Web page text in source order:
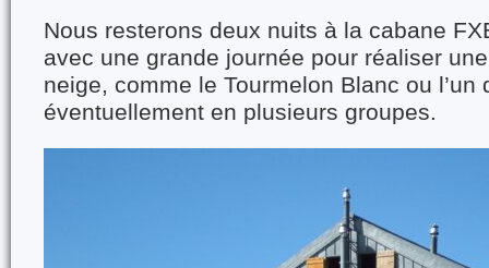
Nous resterons deux nuits à la cabane
avec une grande journée pour réaliser
neige, comme le Tourmelon Blanc ou l’un
éventuellement en plusieurs groupes.